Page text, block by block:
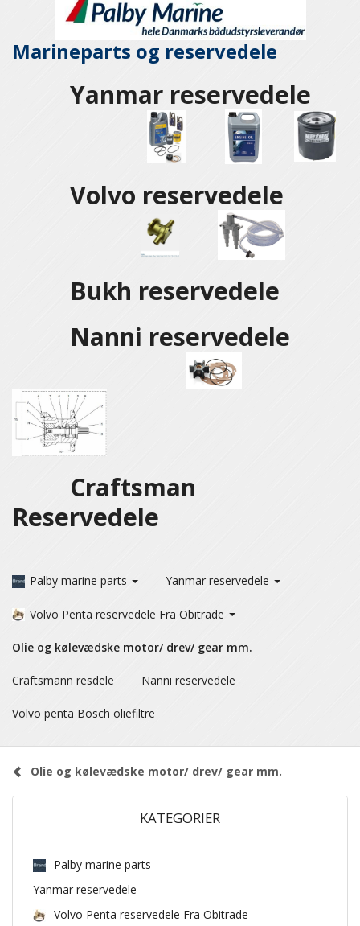
Marineparts og reservedele
Yanmar reservedele
Volvo reservedele
Bukh reservedele
Nanni reservedele
Craftsman
Reservedele
Palby marine parts Yanmar reservedele
Volvo Penta reservedele Fra Obitrade
Olie og kølevædske motor/ drev/ gear mm.
Craftsmann resdele Nanni reservedele
Volvo penta Bosch oliefiltre
Olie og kølevædske motor/ drev/ gear mm.
KATEGORIER
Palby marine parts
Yanmar reservedele
Volvo Penta reservedele Fra Obitrade